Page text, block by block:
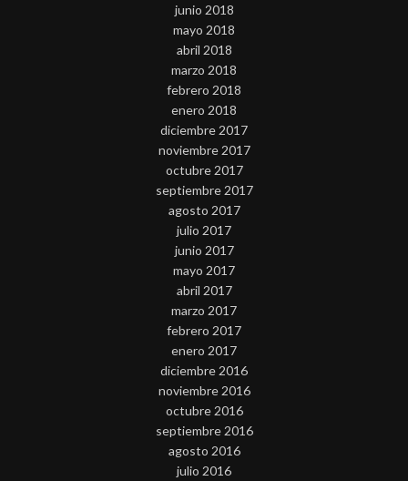
junio 2018
mayo 2018
abril 2018
marzo 2018
febrero 2018
enero 2018
diciembre 2017
noviembre 2017
octubre 2017
septiembre 2017
agosto 2017
julio 2017
junio 2017
mayo 2017
abril 2017
marzo 2017
febrero 2017
enero 2017
diciembre 2016
noviembre 2016
octubre 2016
septiembre 2016
agosto 2016
julio 2016